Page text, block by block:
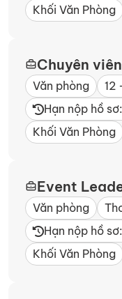
Khối Văn Phòng
Chuyên
Văn phòng 12
Hạn nộp hồ
Khối Văn Phòng
Event
Văn phòng
Hạn nộp hồ
Khối Văn Phòng